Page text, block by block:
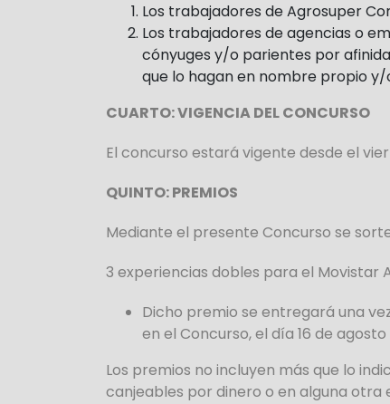
Los trabajadores de Agrosuper
Los trabajadores de agencias o
cónyuges y/o parientes por
que lo hagan en nombre propio
CUARTO: VIGENCIA DEL CONCURSO
El concurso estará vigente desde el
QUINTO: PREMIOS
Mediante el presente Concurso se
3 experiencias dobles para el Movistar
Dicho premio se entregará una
en el Concurso,el día 16 de agosto
Los premios no incluyen más que lo
canjeables por dinero o en alguna otra